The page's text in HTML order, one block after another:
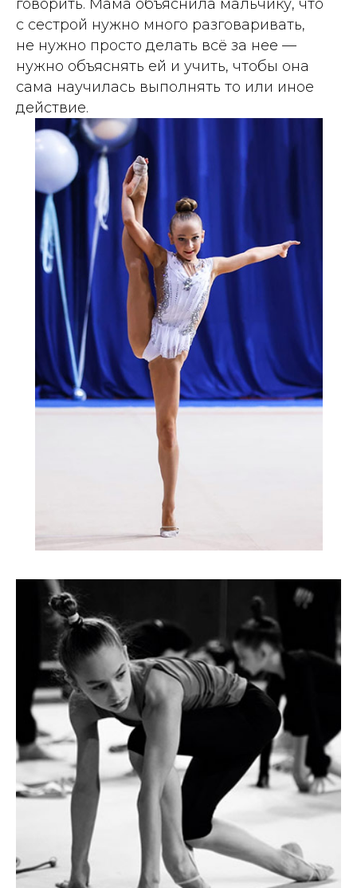
говорить. Мама объяснила мальчику, что
с сестрой нужно много разговаривать,
не нужно просто делать всё за нее —
нужно объяснять ей и учить, чтобы она
сама научилась выполнять то или иное
действие.